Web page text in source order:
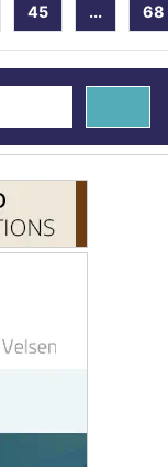
45 ... 68